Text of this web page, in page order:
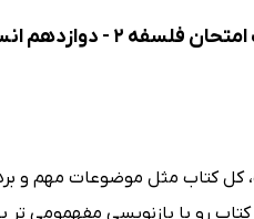
2 - دوازدهم انسانی
کل کتاب مثل موضوعات مهم و